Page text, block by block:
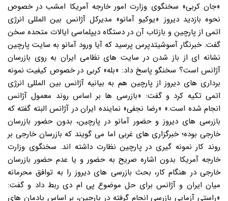
«جان کربی» سخنگوی وزارت امور خارجه آمریکا امشب در خصوص
نحوه بازدید دیروز «یوکیو آمانو» مدیرکل آژانس بین المللی انرژی
اتمی از پارچین و بازتاب آن در دستگاه دیپلماسی ایالات متحده سخن
گفت. خبرنگار آسوشیتدپرس پرسید که آیا ورود آمانو به سایت پارچین
نشانه ای از باز شدن در سایت های نظامی ایران به روی بازرسان
آژانس است؟ سخنگو پاسخ داد: «بله» کربی در خصوص کیفیت نمونه
برداری های دیروز از پارچین هم به بیانیه آژانس بین المللی انرژی
اتمی تکیه کرد و گفت: «بازرسی ها بر اساس روند معمول آژانس
انجام شده است.» «رضا نجفی» نماینده ایران در آژانس البته گفته که
بازرسی های دیروز و حضور آمانو در پارچین، بدون حضور بازرسان
خارجی بوده؛ خبرگزاری های غربی اما می گویند که بازرسان خارجی بر
روند کار نمونه گیری در پارچین نظارت داشته اند. سخنگوی وزارت
خارجه آمریکا بدون اشاره صریح به حضور و یا عدم حضور بازرسان
خارجی در هنگام کار، بحث بازرسی های دیروز را به توافق محرمانه
میان ایران و آژانس برای حل موضوع پی ام دی ربط داد و گفت:
«راستی آزمایی بازرسی انجام گرفته در پارچین، بر اساس پادمان های